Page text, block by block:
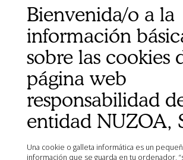
Bienvenida/o a la
información
sobre las cookies
página web
responsabilidad
entidad NUZOA,
Una cookie o galleta informática es un
información que se guarda en tu ordenador,